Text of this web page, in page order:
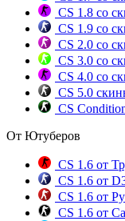
CS 1.8 со
CS 1.9 со
CS 2.0 со
CS 3.0 со
CS 4.0 со
CS 5.0
CS
От Ютуберов
CS 1.6 от
CS 1.6 от
CS 1.6 от
CS 1.6 от